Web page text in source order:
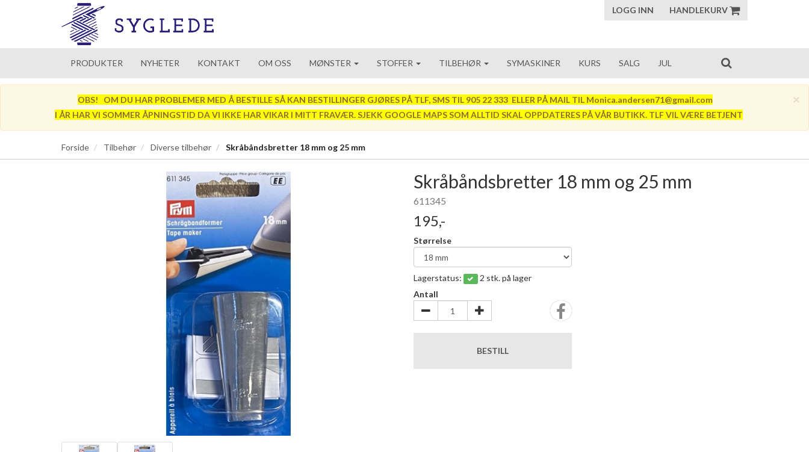
LOGG INN HANDLEKURV
PRODUKTER NYHETER KONTAKT OM OSS MØNSTER STOFFER TILBEHØR SYMASKINER KURS SALG JUL
×
OBS! OM DU HAR PROBLEMER MED Å BESTILLE SÅ KAN BESTILLINGER GJØRES PÅ TLF, SMS TIL 905 22 333 ELLER PÅ MAIL TIL Monica.andersen71@gmail.com
I ÅR HAR VI SOMMER ÅPNINGSTID DA VI IKKE HAR VIKAR I MITT FRAVÆR. SJEKK GOOGLE MAPS SOM ALLTID SKAL OPPDATERES PÅ VÅR BUTIKK. TLF VIL VÆRE BETJENT
Forside Tilbehør Diverse tilbehør Skråbåndsbretter 18 mm og 25 mm
Skråbåndsbretter 18 mm og 25 mm
611345
195,-
Størrelse
Lagerstatus:
2 stk. på lager
Antall
BESTILL